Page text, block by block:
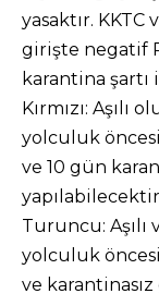
yasaktır. KKTC
girişte negatif
karantina
Kırmızı: Aşılı
yolculuk
ve 10 gün
Turuncu: Aşılı
yolculuk
ve